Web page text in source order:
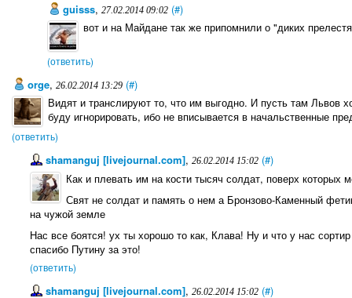
guisss,27.02.2014 09:02 (#)
вот и на Майдане так же припомнили о "диких
(ответить)
orge, 26.02.2014 13:29 (#)
Видят и транслируют то, что им выгодно. И пусть там Львов
буду игнорировать, ибо не вписывается в начальственные
(ответить)
shamanguj [livejournal.com], 26.02.2014 15:02 (#)
Как и плевать им на кости тысяч солдат, поверх
Свят не солдат и память о нем а Бронзово-Каменный
на чужой земле
Нас все боятся! ух ты хорошо то как, Клава! Ну и что у нас
спасибо Путину за это!
(ответить)
shamanguj [livejournal.com], 26.02.2014 15:02 (#)